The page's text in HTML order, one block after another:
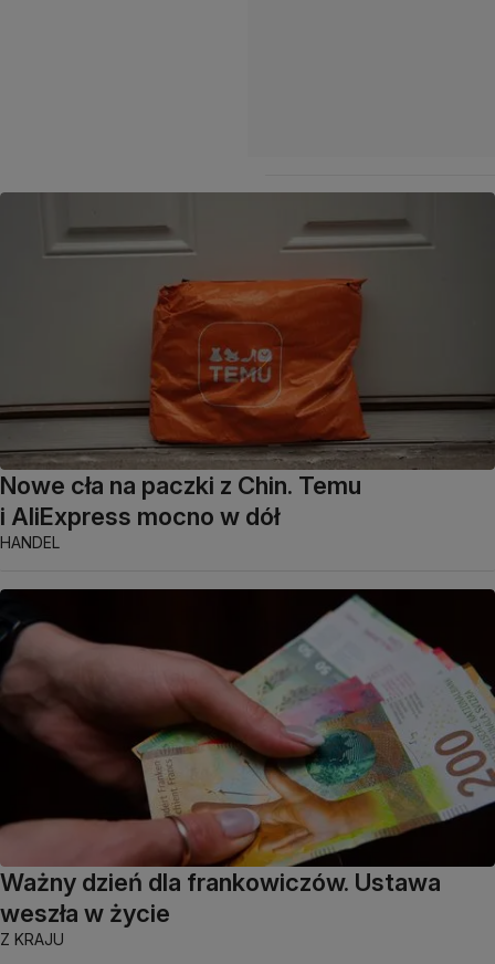
Nowe cła na paczki z Chin. Temu
i AliExpress mocno w dół
HANDEL
Ważny dzień dla frankowiczów. Ustawa
weszła w życie
Z KRAJU